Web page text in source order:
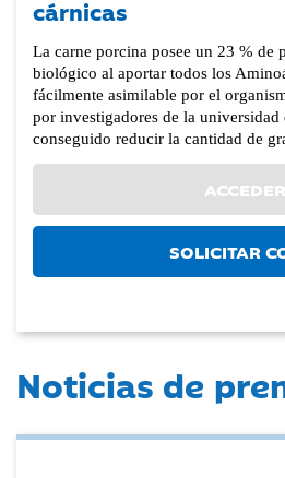
cárnicas
La carne porcina posee un 23 % de
biológico al aportar todos los
fácilmente asimilable por el
por investigadores de la
conseguido reducir la cantidad de
ACCEDER
SOLICITAR
Noticias de